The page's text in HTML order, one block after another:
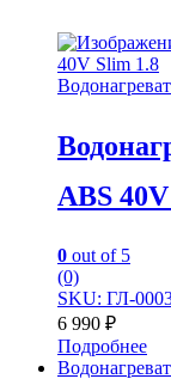
ABS
0 out of 5
(0)
SKU: ГЛ-
6 990 ₽
Подробнее